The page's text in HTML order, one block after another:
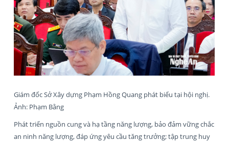
Giám đốc Sở Xây dựng Phạm Hồng Quang phát biểu tại hội nghị.
Ảnh: Phạm Bằng
Phát triển nguồn cung và hạ tầng năng lượng, bảo đảm vững chắc
an ninh năng lượng, đáp ứng yêu cầu tăng trưởng; tập trung huy